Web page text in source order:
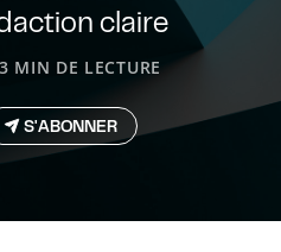
claire
3 MIN DE LECTURE
S'ABONNER